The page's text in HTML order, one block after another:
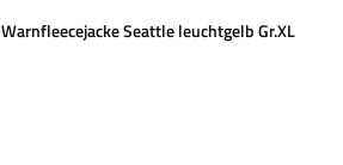
Seattle leuchtgelb Gr.XL